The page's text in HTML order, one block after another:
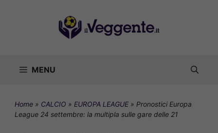
MENU
Home » CALCIO » EUROPA LEAGUE» Pronostici Europa
League 24 settembre: la multipla sulle gare delle 21